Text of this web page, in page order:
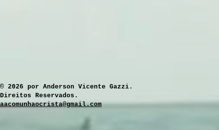
​© 2026 por Anderson Vicente Gazzi.
Direitos Reservados.
aacomunhaocrista@gmail.com